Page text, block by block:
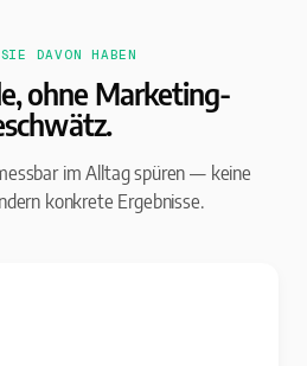
DAVON HABEN
ohne Marketing-
im Alltag spüren — keine
konkrete Ergebnisse.